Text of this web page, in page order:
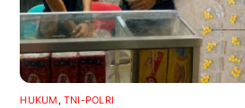
HUKUM , TNI-POLRI